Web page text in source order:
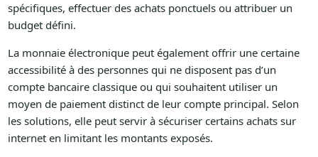
spécifiques, effectuer des achats ponctuels ou attribuer un
budget défini.
La monnaie électronique peut également offrir une certaine
accessibilité à des personnes qui ne disposent pas d’un
compte bancaire classique ou qui souhaitent utiliser un
moyen de paiement distinct de leur compte principal. Selon
les solutions, elle peut servir à sécuriser certains achats sur
internet en limitant les montants exposés.